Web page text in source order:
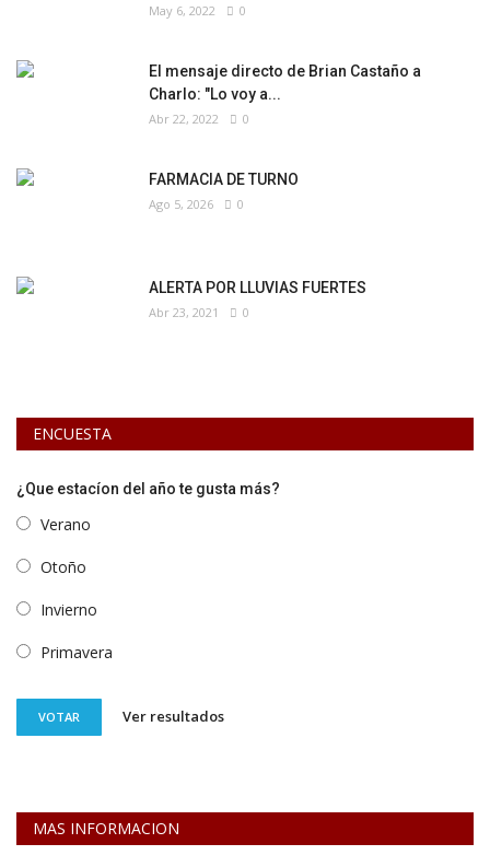
May 6, 2022 0
El mensaje directo de Brian Castaño a
Charlo: "Lo voy a...
Abr 22, 2022 0
FARMACIA DE TURNO
Ago 5, 2026 0
ALERTA POR LLUVIAS FUERTES
Abr 23, 2021 0
ENCUESTA
¿Que estacíon del año te gusta más?
Verano
Otoño
Invierno
Primavera
VOTAR Ver resultados
MAS INFORMACION